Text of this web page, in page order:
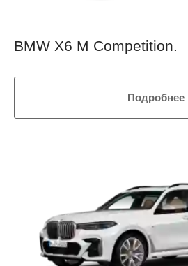
BMW X6 M Competition.
Подробнее